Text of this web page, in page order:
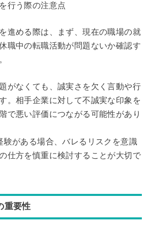
行う際の注意点
進める際は、まず、現在の職場の就
職中の転職活動が問題ないか確認す
がなくても、誠実さを欠く言動や行
。相手企業に対して不誠実な印象を
で悪い評価につながる可能性があり
験がある場合、バレるリスクを意識
仕方を慎重に検討することが大切で
重要性